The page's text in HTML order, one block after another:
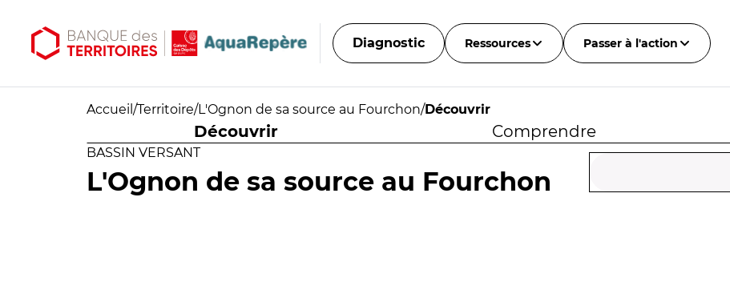
Diagnostic Ressources Passer à l'action
Accueil /Territoire/L'Ognon de sa source au Fourchon/Découvrir
Découvrir Comprendre
BASSIN VERSANT
L'Ognon de sa source au Fourchon